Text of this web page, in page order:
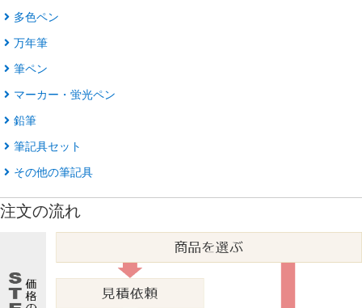
多色ペン
万年筆
筆ペン
マーカー・蛍光ペン
鉛筆
筆記具セット
その他の筆記具
注文の流れ